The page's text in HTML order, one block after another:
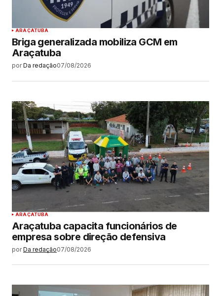
ARAÇATUBA
Briga generalizada mobiliza GCM em
Araçatuba
por Da redação07/08/2026
ARAÇATUBA
Araçatuba capacita funcionários de
empresa sobre direção defensiva
por Da redação07/08/2026